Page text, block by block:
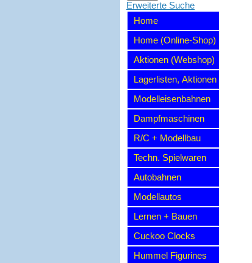
Erweiterte Suche
Home
Home (Online-Shop)
Aktionen (Webshop)
Lagerlisten, Aktionen
Modelleisenbahnen
Dampfmaschinen
R/C + Modellbau
Techn. Spielwaren
Autobahnen
Modellautos
Lernen + Bauen
Cuckoo Clocks
Hummel Figurines